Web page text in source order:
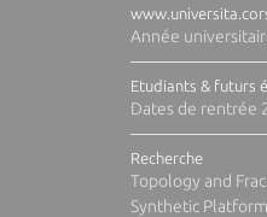
Année
Etudiants & futurs
Dates de rentrée
Recherche
Topology and
Synthetic